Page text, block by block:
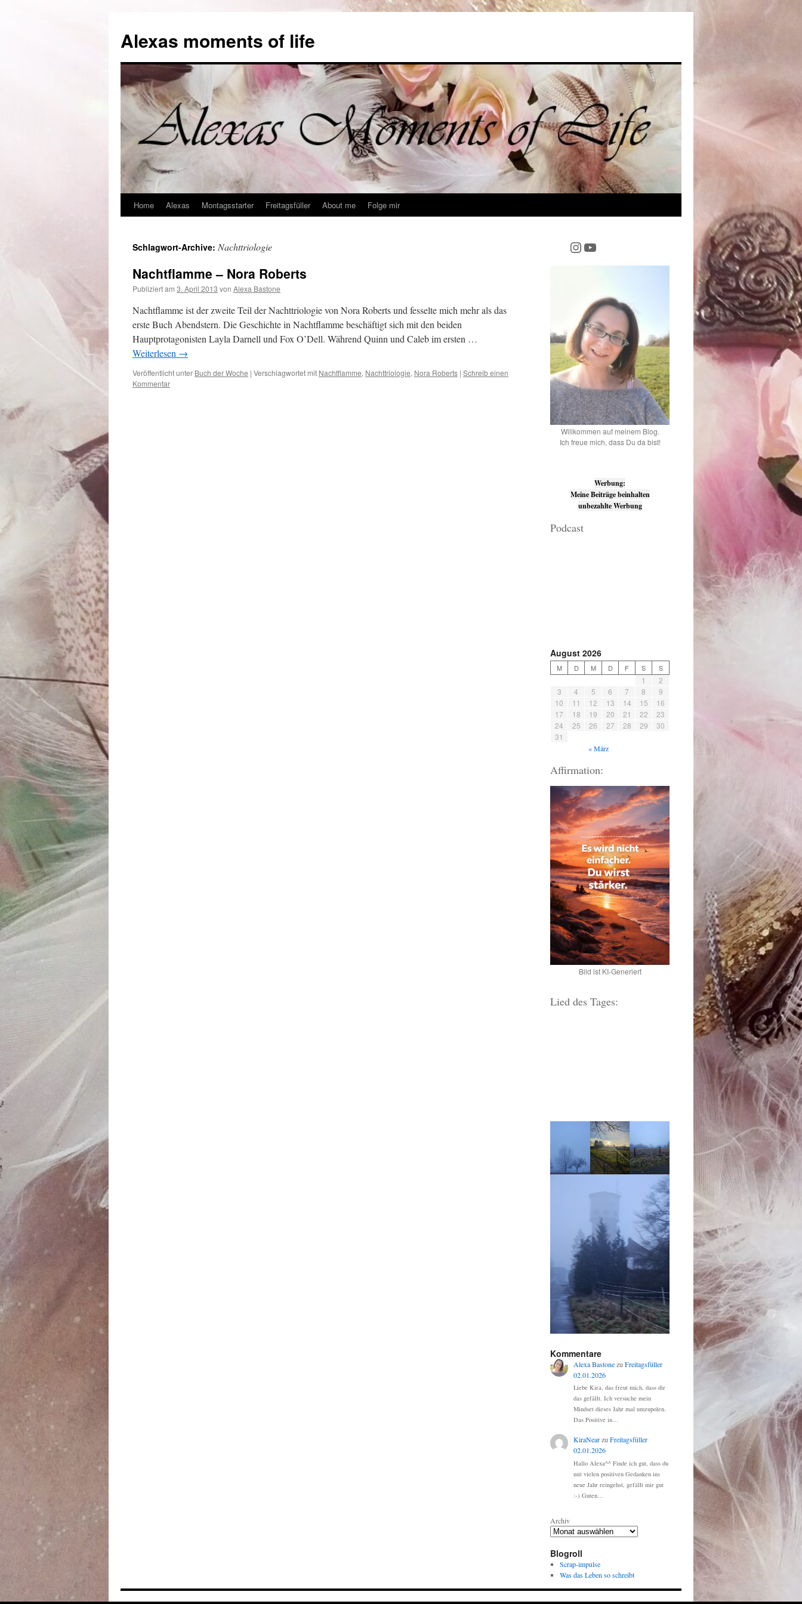
Alexas moments of life
Zum
springen
Home Alexas Montagsstarter Freitagsfüller About me Folge mir
Schlagwort-Archive: Nachttriologie
Nachtflamme – Nora Roberts
Publiziert am 3. April 2013 von Alexa Bastone
Nachtflamme ist der zweite Teil der Nachttriologie von Nora Roberts und fesselte mich mehr als das
erste Buch Abendstern. Die Geschichte in Nachtflamme beschäftigt sich mit den beiden
Hauptprotagonisten Layla Darnell und Fox O’Dell. Während Quinn und Caleb im ersten …
Weiterlesen →
Veröffentlicht unter Buch der Woche | Verschlagwortet mit Nachtflamme, Nachttriologie, Nora Roberts | Schreib einen
Kommentar
Instagram YouTube
Willkommen auf meinem Blog.
Ich freue mich, dass Du da bist!
Werbung:
Meine Beiträge beinhalten
unbezahlte Werbung
Podcast
August 2026
M D M D F S S
1
2
3
4 5 6 7 8
9
10
11 12 13 14 15
16
17
18 19 20 21 22
23
24
25 26 27 28 29
30
31
« März
Affirmation:
Bild ist KI-Generiert
Lied des Tages:
Kommentare
Alexa Bastonezu Freitagsfüller
02.01.2026
Liebe Kira, das freut mich, dass dir
das gefällt. Ich versuche mein
Mindset dieses Jahr mal umzupolen.
Das Positive in…
KiraNearzu Freitagsfüller
02.01.2026
Hallo Alexa^^ Finde ich gut, dass du
mit vielen positiven Gedanken ins
neue Jahr reingehst, gefällt mir gut
:-) Guten…
Archiv
Blogroll
Scrap-impulse
Was das Leben so schreibt